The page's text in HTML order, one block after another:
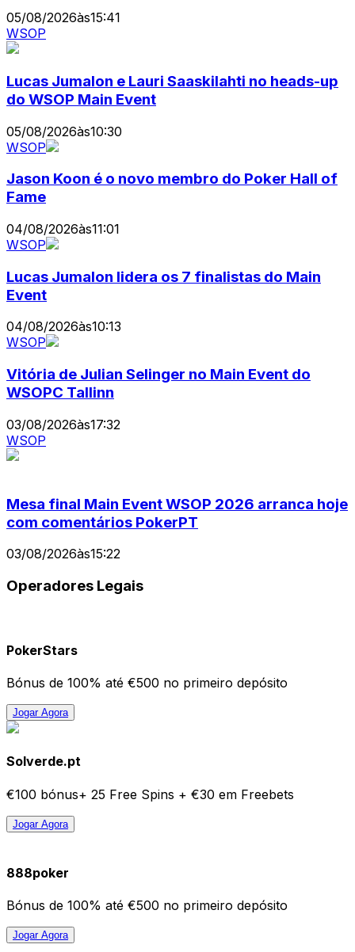
05/08/2026às15:41
WSOP
Lucas Jumalon e Lauri Saaskilahti no heads-up
do WSOP Main Event
05/08/2026às10:30
WSOP
Jason Koon é o novo membro do Poker Hall of
Fame
04/08/2026às11:01
WSOP
Lucas Jumalon lidera os 7 finalistas do Main
Event
04/08/2026às10:13
WSOP
Vitória de Julian Selinger no Main Event do
WSOPC Tallinn
03/08/2026às17:32
WSOP
Mesa final Main Event WSOP 2026 arranca hoje
com comentários PokerPT
03/08/2026às15:22
Operadores Legais
PokerStars
Bónus de 100% até €500 no primeiro depósito
Jogar Agora
Solverde.pt
€100 bónus+ 25 Free Spins + €30 em Freebets
Jogar Agora
888poker
Bónus de 100% até €500 no primeiro depósito
Jogar Agora